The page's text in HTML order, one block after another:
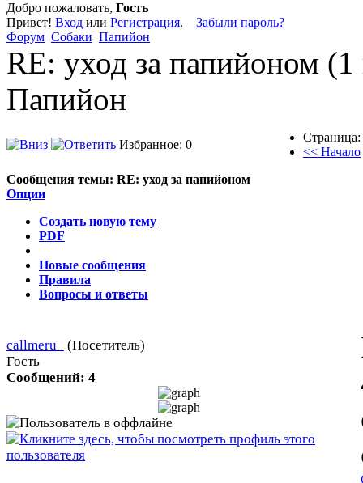
Добро пожаловать, Гость
Привет! Вход или Регистрация. Забыли пароль?
Форум Собаки Папийон
RE: уход за папийоном
Папийон
Избранное: 0
Страница:
<< Начало
Сообщения темы: RE: уход за папийоном
Опции
Создать новую тему
PDF
Новые сообщения
Правила
Вопросы и ответы
callmeru_
(Посетитель)
Гость
Сообщений: 4